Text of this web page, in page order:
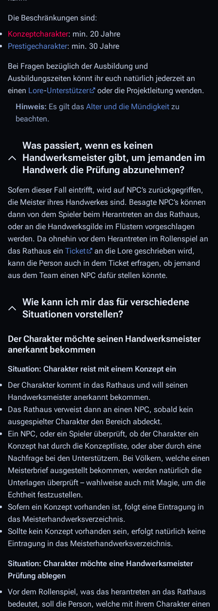
Die Beschränkungen sind:
Konzeptcharakter: min. 20 Jahre
Prestigecharakter: min. 30 Jahre
Bei Fragen bezüglich der Ausbildung und
Ausbildungszeiten könnt ihr euch natürlich jederzeit an
einen Lore-Unterstützer
oder die Projektleitung wenden.
Hinweis: Es gilt das Alter und die Mündigkeit zu
beachten.
Was passiert, wenn es keinen
Handwerksmeister gibt, um jemanden im
Handwerk die Prüfung abzunehmen?
Sofern dieser Fall eintrifft, wird auf NPC’s zurückgegriffen,
die Meister ihres Handwerkes sind. Besagte NPC’s können
dann von dem Spieler beim Herantreten an das Rathaus,
oder an die Handwerksgilde im Flüstern vorgeschlagen
werden. Da ohnehin vor dem Herantreten im Rollenspiel an
das Rathaus ein Ticket
an die Lore geschrieben wird,
kann die Person auch in dem Ticket erfragen, ob jemand
aus dem Team einen NPC dafür stellen könnte.
Wie kann ich mir das für verschiedene
Situationen vorstellen?
Der Charakter möchte seinen Handwerksmeister
anerkannt bekommen
Situation: Charakter reist mit einem Konzept ein
Der Charakter kommt in das Rathaus und will seinen
Handwerksmeister anerkannt bekommen.
Das Rathaus verweist dann an einen NPC, sobald kein
ausgespielter Charakter den Bereich abdeckt.
Ein NPC, oder ein Spieler überprüft, ob der Charakter ein
Konzept hat durch die Konzeptliste, oder aber durch eine
Nachfrage bei den Unterstützern. Bei Völkern, welche einen
Meisterbrief ausgestellt bekommen, werden natürlich die
Unterlagen überprüft – wahlweise auch mit Magie, um die
Echtheit festzustellen.
Sofern ein Konzept vorhanden ist, folgt eine Eintragung in
das Meisterhandwerksverzeichnis.
Sollte kein Konzept vorhanden sein, erfolgt natürlich keine
Eintragung in das Meisterhandwerksverzeichnis.
Situation: Charakter möchte eine Handwerksmeister
Prüfung ablegen
Vor dem Rollenspiel, was das herantreten an das Rathaus
bedeutet, soll die Person, welche mit ihrem Charakter einen